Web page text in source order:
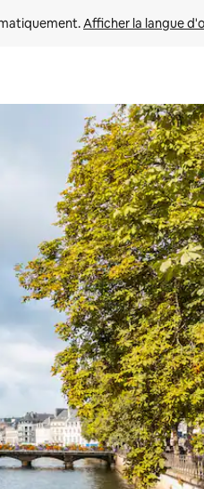
Afficher la langue
ou en appuyant et en faisant